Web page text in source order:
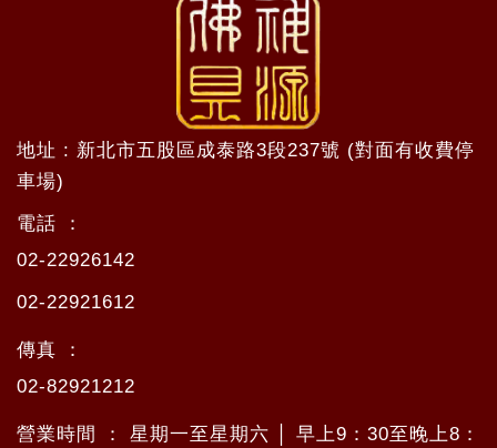
地址 : 新北市五股區成泰路3段237號 (對面有收費停
車場)
電話 ：
02-22926142
02-22921612
傳真 ：
02-82921212
營業時間 ： 星期一至星期六 │ 早上9：30至晚上8：